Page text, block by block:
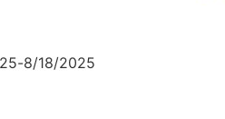
-8/18/2025